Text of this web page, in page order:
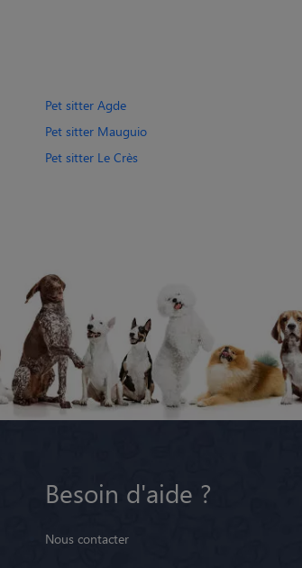
Pet sitter Agde
Pet sitter Mauguio
Pet sitter Le Crès
Besoin d'aide ?
Nous contacter